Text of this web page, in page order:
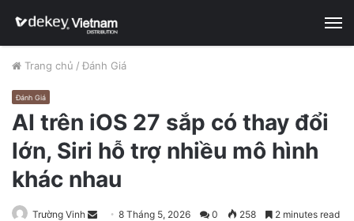
Trang chủ / Đánh Giá
Đánh Giá
AI trên iOS 27 sắp có thay đổi
lớn, Siri hỗ trợ nhiều mô hình
khác nhau
Trường Vinh 8 Tháng 5, 2026 0 258 2 minutes read